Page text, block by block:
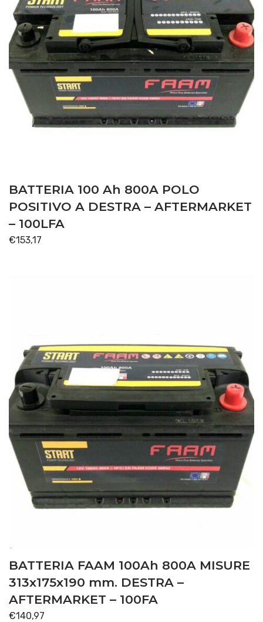
BATTERIA 100 Ah 800A POLO
POSITIVO A DESTRA – AFTERMARKET
– 100LFA
€153,17
BATTERIA FAAM 100Ah 800A MISURE
313x175x190 mm. DESTRA –
AFTERMARKET – 100FA
€140,97